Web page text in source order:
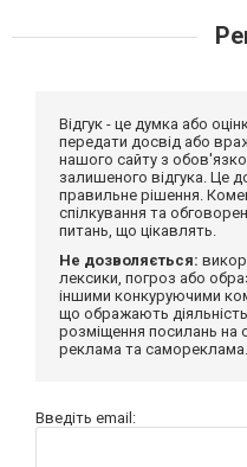
Відгук - це думка або
передати досвід або
нашого сайту з
залишеного відгука. Це
правильне рішення.
спілкування та
питань, що цікавлять.
Не дозволяється:
лексики, погроз або
іншими конкуруючими
що ображають діяльність
розміщення посилань на
реклама та самореклама.
Введіть email: